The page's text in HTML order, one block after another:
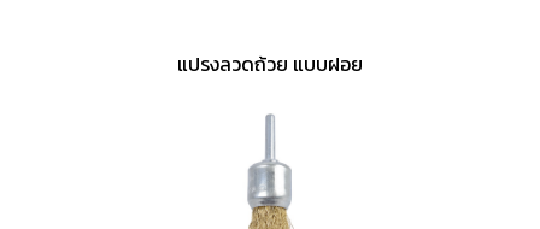
แปรงลวดถ้วย แบบฝอย